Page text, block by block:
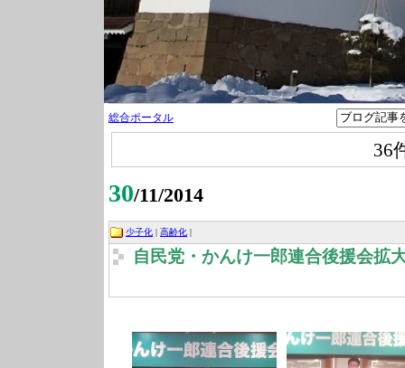
総合ポータル
36
30/11/2014
少子化 | 高齢化 |
自民党・かんけ一郎連合後援会拡